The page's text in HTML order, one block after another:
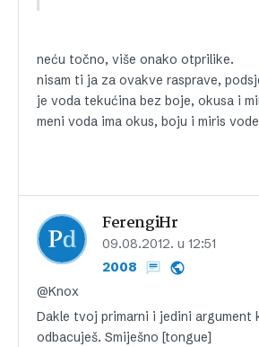
neću točno, više onako otprilike.
nisam ti ja za ovakve rasprave,
je voda tekućina bez boje, okusa i
meni voda ima okus, boju i miris
FerengiHr
09.08.2012. u 12:51
2008
@Knox
Dakle tvoj primarni i jedini argument
odbacuješ. Smiješno [tongue]